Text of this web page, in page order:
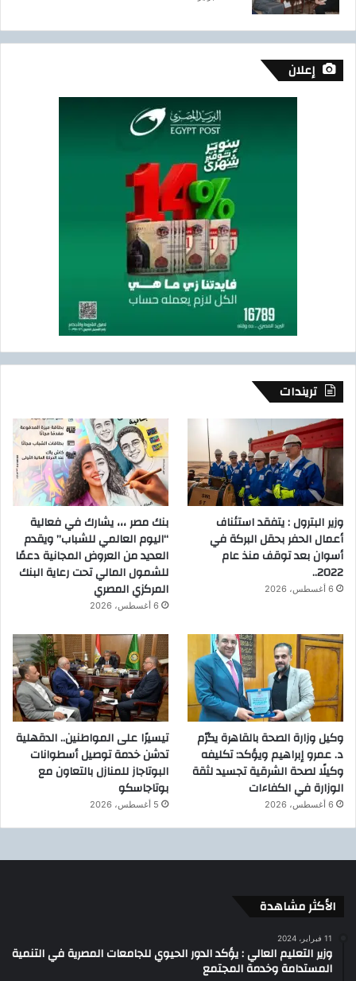
إعلان
تريندات
وزير البترول : يتفقد استئناف
أعمال الحفر بحقل البركة في
أسوان بعد توقف منذ عام
2022..
6 أغسطس، 2026
بنك مصر ،،، يشارك في فعالية
“اليوم العالمي للشباب” ويقدم
العديد من العروض المجانية دعمًا
للشمول المالي تحت رعاية البنك
المركزي المصري
6 أغسطس، 2026
وكيل وزارة الصحة بالقاهرة يكرّم
د. عمرو إبراهيم ويؤكد: تكليفه
وكيلًا لصحة الشرقية تجسيد لثقة
الوزارة في الكفاءات
6 أغسطس، 2026
تيسيرًا على المواطنين.. الدقهلية
تدشن خدمة توصيل أسطوانات
البوتاجاز للمنازل بالتعاون مع
بوتاجاسكو
5 أغسطس، 2026
الأكثر مشاهدة
11 فبراير، 2024
وزير التعليم العالي : يؤكد الدور الحيوي للجامعات المصرية في التنمية
المستدامة وخدمة المجتمع